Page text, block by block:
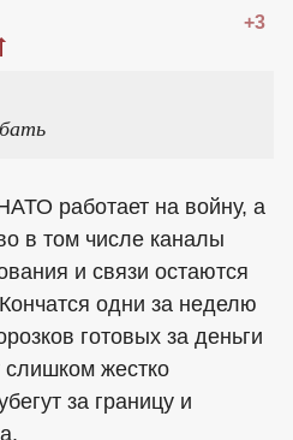
+3
работает на войну, а
в том числе каналы
и связи остаются
одни за неделю
готовых за деньги
слишком жестко
за границу и